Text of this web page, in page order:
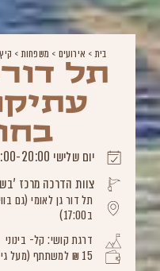
בית> אירועים > משפחות> קיץ
תל
יום שלישי 17:00-20:00, 28.7.26, יד אב תשפ"ו
צוות הדרכה מרכז
תל דור גן לאומי (גם
ב17:00)
דרגת קושי: קל- בינוני
15 ₪ למשתתף (מעל גיל שנתיים)